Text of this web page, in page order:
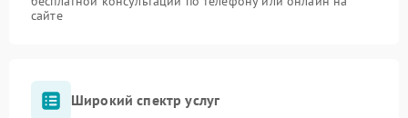
сайте
Широкий спектр услуг